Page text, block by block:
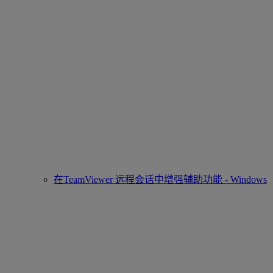
在TeamViewer 远程会话中增强辅助功能 - Windows